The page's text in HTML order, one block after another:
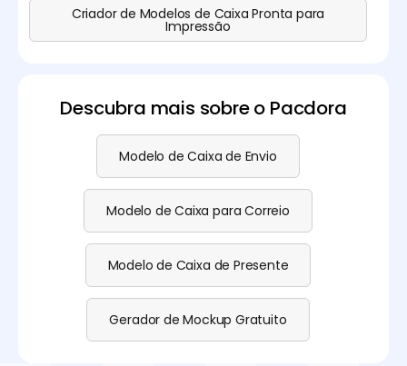
Criador de Modelos de Caixa Pronta para
Impressão
Descubra mais sobre o Pacdora
Modelo de Caixa de Envio
Modelo de Caixa para Correio
Modelo de Caixa de Presente
Gerador de Mockup Gratuito